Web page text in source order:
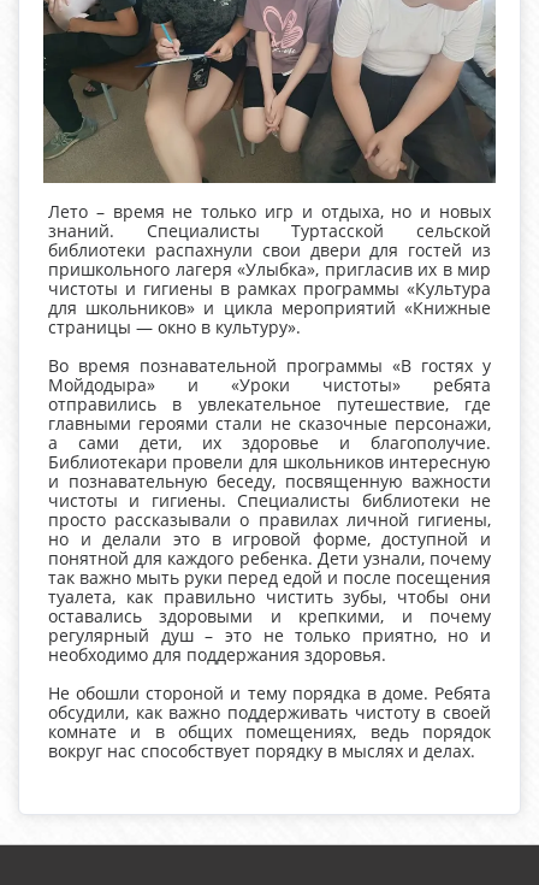
Лето – время не только игр и отдыха, но и новых
знаний. Специалисты Туртасской сельской
библиотеки распахнули свои двери для гостей из
пришкольного лагеря «Улыбка», пригласив их в мир
чистоты и гигиены в рамках программы «Культура
для школьников» и цикла мероприятий «Книжные
страницы — окно в культуру».
Во время познавательной программы «В гостях у
Мойдодыра» и «Уроки чистоты» ребята
отправились в увлекательное путешествие, где
главными героями стали не сказочные персонажи,
а сами дети, их здоровье и благополучие.
Библиотекари провели для школьников интересную
и познавательную беседу, посвященную важности
чистоты и гигиены. Специалисты библиотеки не
просто рассказывали о правилах личной гигиены,
но и делали это в игровой форме, доступной и
понятной для каждого ребенка. Дети узнали, почему
так важно мыть руки перед едой и после посещения
туалета, как правильно чистить зубы, чтобы они
оставались здоровыми и крепкими, и почему
регулярный душ – это не только приятно, но и
необходимо для поддержания здоровья.
Не обошли стороной и тему порядка в доме. Ребята
обсудили, как важно поддерживать чистоту в своей
комнате и в общих помещениях, ведь порядок
вокруг нас способствует порядку в мыслях и делах.